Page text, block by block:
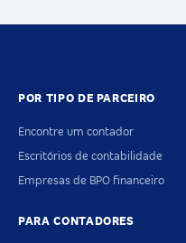
POR TIPO DE PARCEIRO
Encontre um contador
Escritórios de contabilidade
Empresas de BPO financeiro
PARA CONTADORES